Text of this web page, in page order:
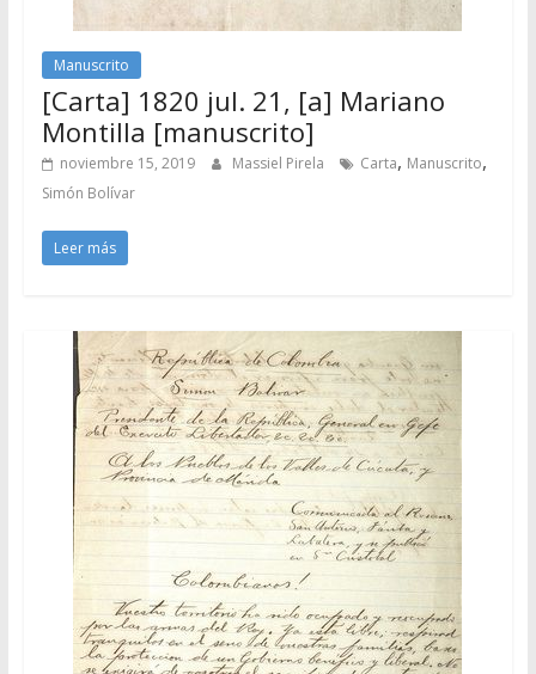
Manuscrito
[Carta] 1820 jul. 21, [a] Mariano
Montilla [manuscrito]
noviembre 15, 2019 Massiel Pirela Carta, Manuscrito,
Simón Bolívar
Leer más